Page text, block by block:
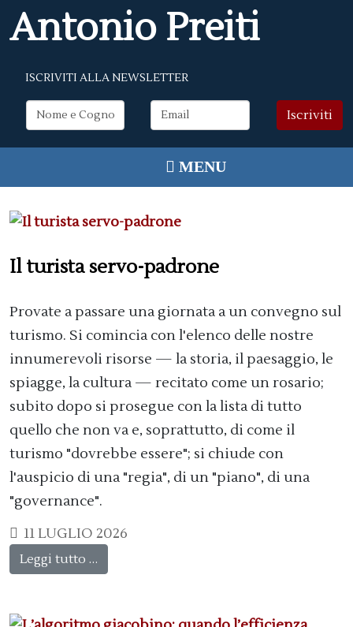
Antonio Preiti
ISCRIVITI ALLA NEWSLETTER
Il turista servo-padrone
Provate a passare una giornata a un convegno sul
turismo. Si comincia con l'elenco delle nostre
innumerevoli risorse — la storia, il paesaggio, le
spiagge, la cultura — recitato come un rosario;
subito dopo si prosegue con la lista di tutto
quello che non va e, soprattutto, di come il
turismo "dovrebbe essere"; si chiude con
l'auspicio di una "regia", di un "piano", di una
"governance".
11 LUGLIO 2026
Leggi tutto …